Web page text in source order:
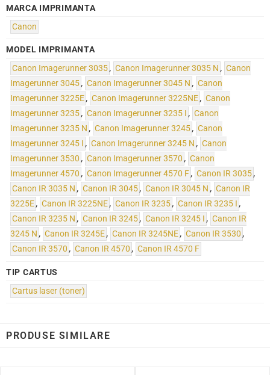
MARCA IMPRIMANTA
Canon
MODEL IMPRIMANTA
Canon Imagerunner 3035, Canon Imagerunner 3035 N , Canon
Imagerunner 3045, Canon Imagerunner 3045 N , Canon
Imagerunner 3225E, Canon Imagerunner 3225NE, Canon
Imagerunner 3235, Canon Imagerunner 3235 I , Canon
Imagerunner 3235 N , Canon Imagerunner 3245, Canon
Imagerunner 3245 I , Canon Imagerunner 3245 N , Canon
Imagerunner 3530 , Canon Imagerunner 3570 , Canon
Imagerunner 4570 , Canon Imagerunner 4570 F, Canon IR 3035,
Canon IR 3035 N , Canon IR 3045, Canon IR 3045 N , Canon IR
3225E, Canon IR 3225NE, Canon IR 3235, Canon IR 3235 I ,
Canon IR 3235 N , Canon IR 3245, Canon IR 3245 I , Canon IR
3245 N , Canon IR 3245E, Canon IR 3245NE, Canon IR 3530 ,
Canon IR 3570 , Canon IR 4570 , Canon IR 4570 F
TIP CARTUS
Cartus laser (toner)
PRODUSE SIMILARE